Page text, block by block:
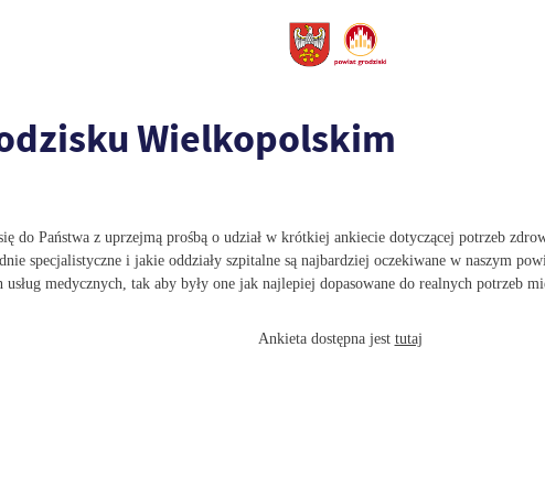
Wielkopolskim
do Państwa z uprzejmą prośbą o udział w krótkiej ankiecie dotyczącej potrzeb
specjalistyczne i jakie oddziały szpitalne są najbardziej oczekiwane w naszym
medycznych, tak aby były one jak najlepiej dopasowane do realnych potrzeb
Ankieta dostępna jest tutaj